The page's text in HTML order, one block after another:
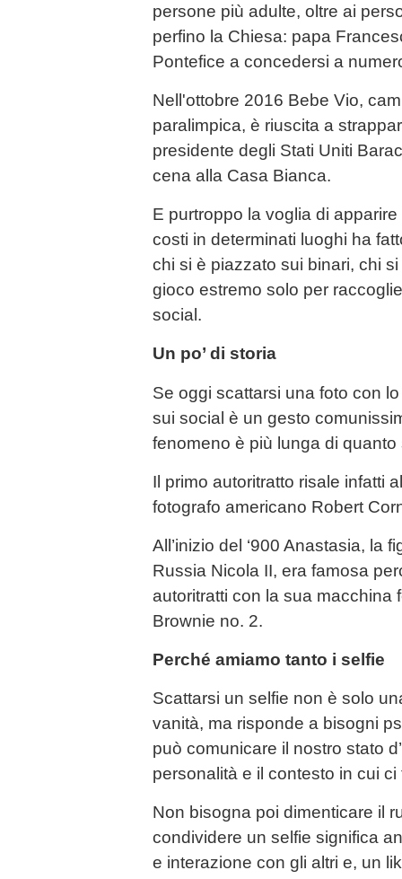
persone più adulte, oltre ai
perfino la Chiesa: papa
Pontefice a concedersi a
Nell'ottobre 2016 Bebe Vio,
paralimpica, è riuscita a
presidente degli Stati Uniti
cena alla Casa Bianca.
E purtroppo la voglia di
costi in determinati luoghi ha
chi si è piazzato sui binari, chi
gioco estremo solo per
social.
Un po’ di storia
Se oggi scattarsi una foto con
sui social è un gesto
fenomeno è più lunga di
Il primo autoritratto risale infatti
fotografo americano Robert
All’inizio del ‘900 Anastasia, la
Russia Nicola II, era famosa
autoritratti con la sua macchina
Brownie no. 2.
Perché amiamo tanto i selfie
Scattarsi un selfie non è solo
vanità, ma risponde a bisogni
può comunicare il nostro stato
personalità e il contesto in cui ci
Non bisogna poi dimenticare il
condividere un selfie significa
e interazione con gli altri e, un